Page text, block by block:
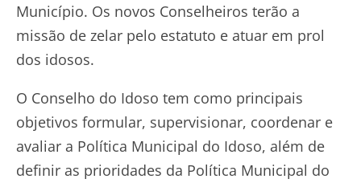
Município. Os novos Conselheiros terão a
missão de zelar pelo estatuto e atuar em prol
dos idosos.
O Conselho do Idoso tem como principais
objetivos formular, supervisionar, coordenar e
avaliar a Política Municipal do Idoso, além de
definir as prioridades da Política Municipal do